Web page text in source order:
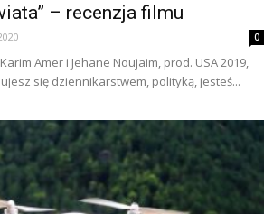
– recenzja filmu
0
Amer i Jehane Noujaim, prod. USA 2019,
się dziennikarstwem, polityką, jesteś...